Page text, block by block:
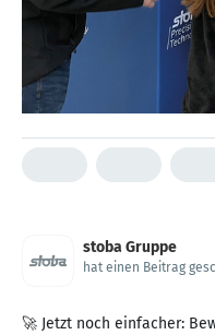
stoba Gruppe
hat einen Beitrag
🚀 Jetzt noch einfacher: